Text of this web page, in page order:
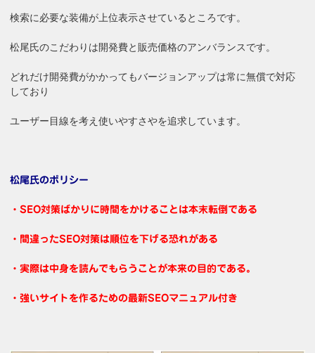
検索に必要な装備が上位表示させているところです。
松尾氏のこだわりは開発費と販売価格のアンバランスです。
どれだけ開発費がかかってもバージョンアップは常に無償で対応
しており
ユーザー目線を考え使いやすさやを追求しています。
松尾氏のポリシー
・SEO対策ばかりに時間をかけることは本末転倒である
・間違ったSEO対策は順位を下げる恐れがある
・実際は中身を読んでもらうことが本来の目的である。
・強いサイトを作るための最新SEOマニュアル付き